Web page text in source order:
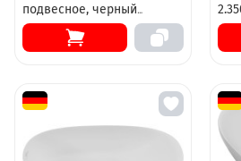
подвесное, черный
матовый